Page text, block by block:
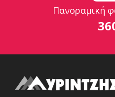
Πανοραμική